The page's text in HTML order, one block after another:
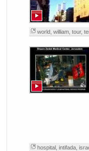
world, william, tour,
hospital, intifada,